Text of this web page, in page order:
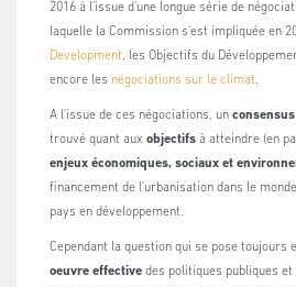
2016 à l'issue d'une longue série de
laquelle la Commission s'est impliquée en
Development, les Objectifs du
encore les négociations sur le climat.
A l'issue de ces négociations, un
trouvé quant aux objectifs à atteindre (en
enjeux économiques, sociaux et
financement de l'urbanisation dans le
pays en développement.
Cependant la question qui se pose toujours
oeuvre effective des politiques publiques